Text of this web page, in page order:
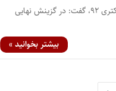
مشاور عالی سازمان سنجش با اعلام ضرایب دروس عمومی و تخصصی آزمون دکتری ۹۲، گفت: در گزینش نهایی
بیشتر بخوانید »